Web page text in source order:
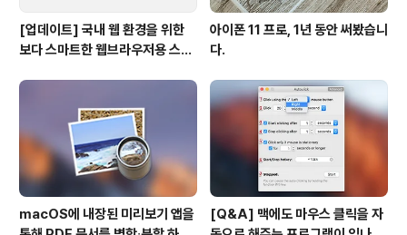
[업데이트] 국내 웹 환경을 위한
보다 스마트한 웹브라우저용 스타
아이폰 11 프로, 1년 동안 써봤습니
다.
macOS에 내장된 미리보기 앱을
[Q&A] 맥에도 마우스 클릭을 자